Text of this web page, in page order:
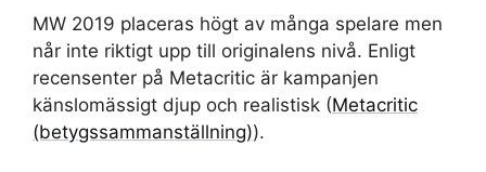
MW 2019 placeras högt av många spelare men
når inte riktigt upp till originalens nivå. Enligt
recensenter på Metacritic är kampanjen
känslomässigt djup och realistisk (Metacritic
(betygssammanställning)).